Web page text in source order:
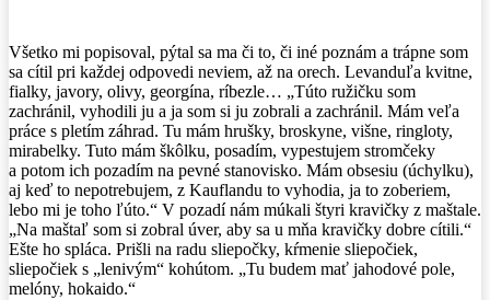
Všetko mi popisoval, pýtal sa ma či to, či iné poznám a trápne som
sa cítil pri každej odpovedi neviem, až na orech. Levanduľa kvitne,
fialky, javory, olivy, georgína, ríbezle… „Túto ružičku som
zachránil, vyhodili ju a ja som si ju zobrali a zachránil. Mám veľa
práce s pletím záhrad. Tu mám hrušky, broskyne, višne, ringloty,
mirabelky. Tuto mám škôlku, posadím, vypestujem stromčeky
a potom ich pozadím na pevné stanovisko. Mám obsesiu (úchylku),
aj keď to nepotrebujem, z Kauflandu to vyhodia, ja to zoberiem,
lebo mi je toho ľúto.“ V pozadí nám múkali štyri kravičky z maštale.
„Na maštaľ som si zobral úver, aby sa u mňa kravičky dobre cítili.“
Ešte ho spláca. Prišli na radu sliepočky, kŕmenie sliepočiek,
sliepočiek s „lenivým“ kohútom. „Tu budem mať jahodové pole,
melóny, hokaido.“